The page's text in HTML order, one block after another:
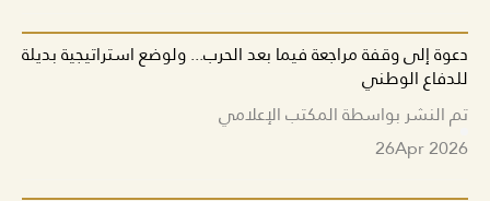
دعوة إلى وقفة مراجعة فيما بعد الحرب... ولوضع استراتيجية بديلة
للدفاع الوطني
تم النشر بواسطة المكتب الإعلامي
Apr 2026
26